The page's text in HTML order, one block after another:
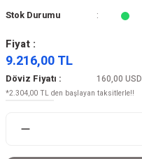
Stok Durumu
Fiyat :
9.216,00 TL
Döviz Fiyatı : 160,00 USD
*2.304,00 TL den başlayan taksitlerle!!